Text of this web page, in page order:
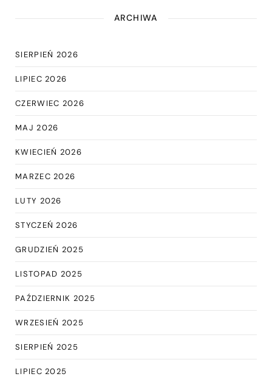
ARCHIWA
SIERPIEŃ 2026
LIPIEC 2026
CZERWIEC 2026
MAJ 2026
KWIECIEŃ 2026
MARZEC 2026
LUTY 2026
STYCZEŃ 2026
GRUDZIEŃ 2025
LISTOPAD 2025
PAŹDZIERNIK 2025
WRZESIEŃ 2025
SIERPIEŃ 2025
LIPIEC 2025